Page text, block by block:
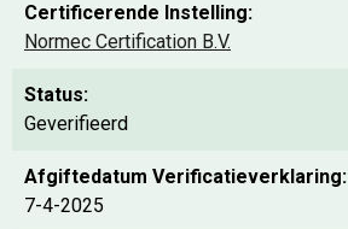
Certificerende Instelling:
Normec Certification B.V.
Status:
Geverifieerd
Afgiftedatum Verificatieverklaring:
7-4-2025